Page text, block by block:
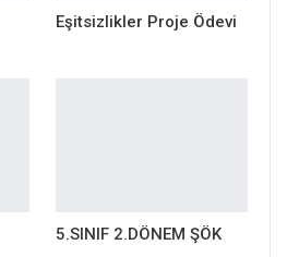
Eşitsizlikler Proje Ödevi
5.SINIF 2.DÖNEM ŞÖK